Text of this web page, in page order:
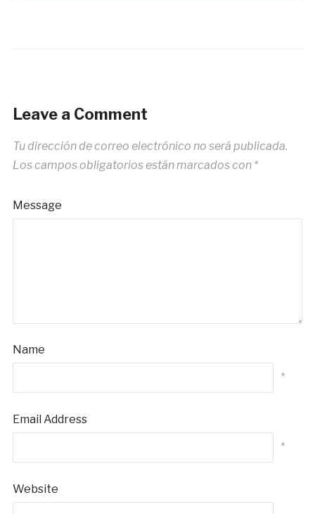
Leave a Comment
Tu dirección de correo electrónico no será publicada.
Los campos obligatorios están marcados con *
Message
Name
*
Email Address
*
Website